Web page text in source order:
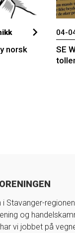
norsk
04-
SE
Stavanger-
og
vi jobbet på